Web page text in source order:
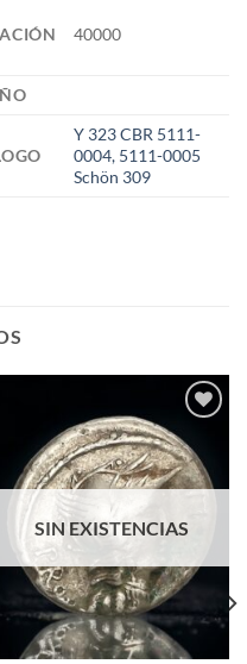
40000
Y 323 CBR 5111-
0004, 5111-0005
Schön 309
Añadir
a la
deseos
SIN EXISTENCIAS